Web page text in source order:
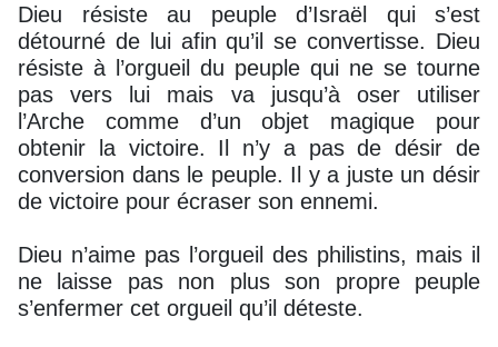
Dieu résiste au peuple d’Israël qui s’est
détourné de lui afin qu’il se convertisse. Dieu
résiste à l’orgueil du peuple qui ne se tourne
pas vers lui mais va jusqu’à oser utiliser
l’Arche comme d’un objet magique pour
obtenir la victoire. Il n’y a pas de désir de
conversion dans le peuple. Il y a juste un désir
de victoire pour écraser son ennemi.
Dieu n’aime pas l’orgueil des philistins, mais il
ne laisse pas non plus son propre peuple
s’enfermer cet orgueil qu’il déteste.